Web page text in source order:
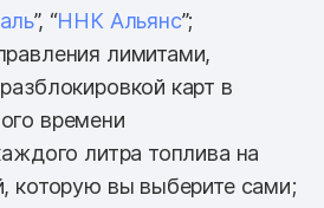
”, “ННК Альянс”;
лимитами,
карт в
времени
литра топлива на
которую вы выберите сами;